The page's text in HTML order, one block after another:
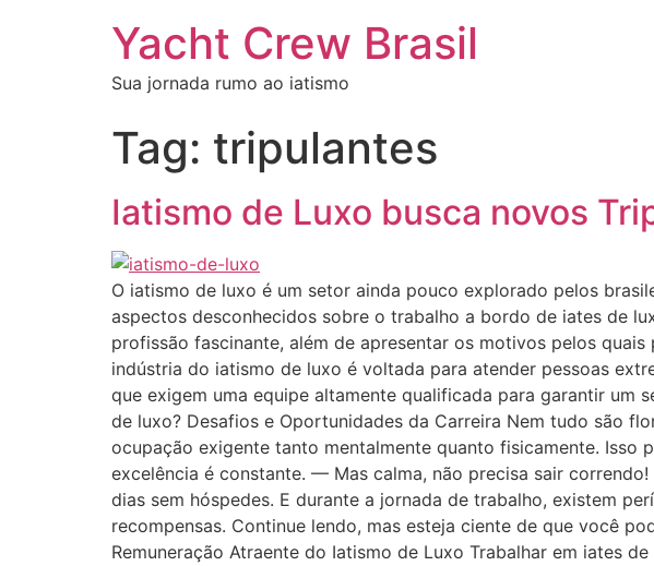
Yacht Crew Brasil
Sua jornada rumo ao iatismo
Tag: tripulantes
Iatismo de Luxo busca novos
O iatismo de luxo é um setor ainda pouco explorado pelos
aspectos desconhecidos sobre o trabalho a bordo de iates de
profissão fascinante, além de apresentar os motivos pelos
indústria do iatismo de luxo é voltada para atender pessoas
que exigem uma equipe altamente qualificada para garantir um
de luxo? Desafios e Oportunidades da Carreira Nem tudo são
ocupação exigente tanto mentalmente quanto fisicamente. Isso
excelência é constante. — Mas calma, não precisa sair
dias sem hóspedes. E durante a jornada de trabalho, existem
recompensas. Continue lendo, mas esteja ciente de que você
Remuneração Atraente do Iatismo de Luxo Trabalhar em iates